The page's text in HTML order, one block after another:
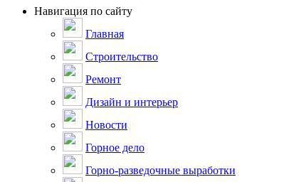
Навигация по сайту
Главная
Строительство
Ремонт
Дизайн и интерьер
Новости
Горное дело
Горно-разведочные выработки